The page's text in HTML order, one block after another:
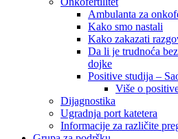
Ambulanta za
Kako smo nastali
Kako zakazati
Da li je trudnoća
dojke
Positive studija –
Više o
Dijagnostika
Ugradnja port katetera
Informacije za različite